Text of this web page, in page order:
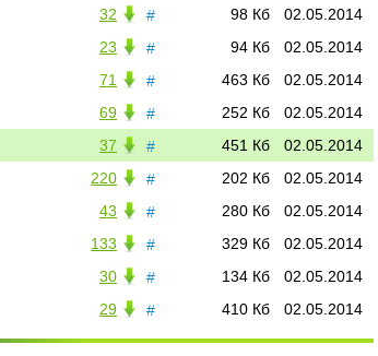
#
02.05.2014
98 Кб
32
#
02.05.2014
94 Кб
23
#
02.05.2014
463 Кб
71
#
02.05.2014
252 Кб
69
#
02.05.2014
451 Кб
37
#
02.05.2014
202 Кб
220
#
02.05.2014
280 Кб
43
#
02.05.2014
329 Кб
133
#
02.05.2014
134 Кб
30
#
02.05.2014
410 Кб
29